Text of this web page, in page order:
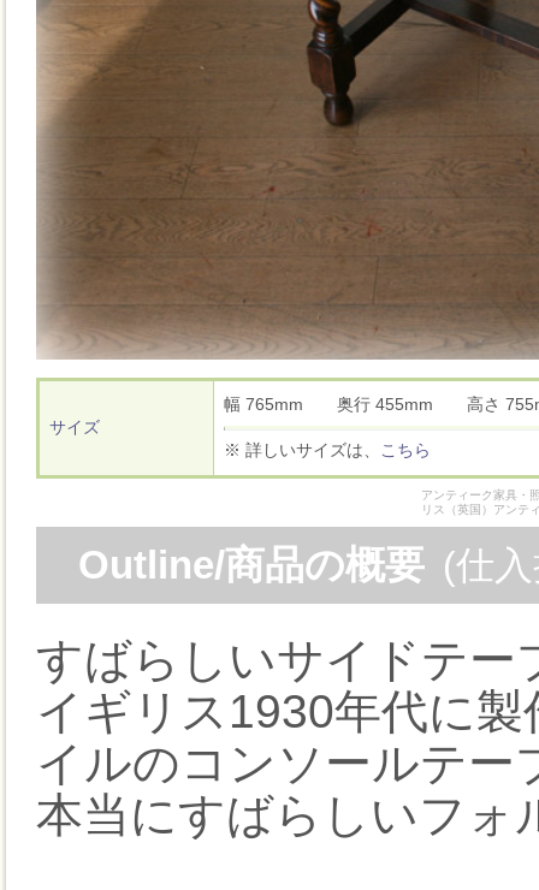
サイズ
幅 765mm 奥行 455mm 高さ
※ 詳しいサイズは、 こちら
アンティーク家具・
リス（英国）アンテ
Outline/商品の概要 (仕
すばらしいサイドテー
イギリス1930年代に製
イルのコンソールテー
本当にすばらしいフォ